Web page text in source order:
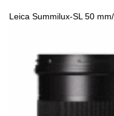
L eica Summilux-SL 50